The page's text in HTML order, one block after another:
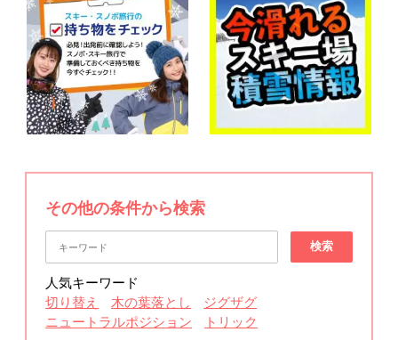
その他の条件から検索
検索
人気キーワード
切り替え
木の葉落とし
ジグザグ
ニュートラルポジション
トリック